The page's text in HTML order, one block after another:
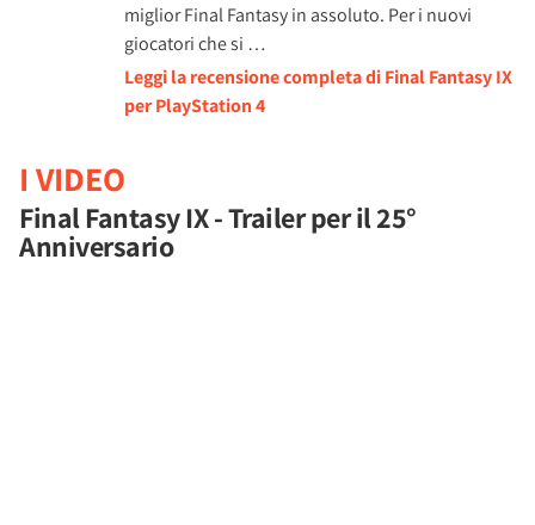
miglior Final Fantasy in assoluto. Per i nuovi
giocatori che si …
Leggi la recensione completa di Final Fantasy IX
per PlayStation 4
I VIDEO
Final Fantasy IX - Trailer per il 25°
Anniversario